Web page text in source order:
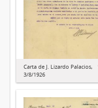
Carta de J. Lizardo Palacios,
3/8/1926